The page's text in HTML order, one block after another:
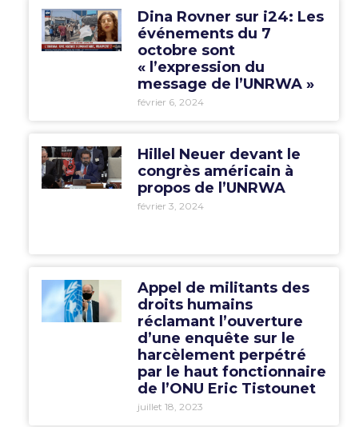
Dina Rovner sur i24: Les
événements du 7
octobre sont
« l’expression du
message de l’UNRWA »
février 6, 2024
Hillel Neuer devant le
congrès américain à
propos de l’UNRWA
février 3, 2024
Appel de militants des
droits humains
réclamant l’ouverture
d’une enquête sur le
harcèlement perpétré
par le haut fonctionnaire
de l’ONU Eric Tistounet
juillet 18, 2023